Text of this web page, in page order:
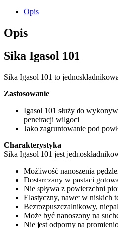
Opis
Opis
Sika Igasol 101
Sika Igasol 101 to
Zastosowanie
Igasol 101 służy do
penetracji wilgoci
Jako zagruntowanie pod
Charakterystyka
Sika Igasol 101 jest
Możliwość nanoszenia
Dostarczany w postaci
Nie spływa z powierzchni
Elastyczny, nawet w niskich
Bezrozpuszczalnikowy,
Może być nanoszony na
Nie jest odporny na